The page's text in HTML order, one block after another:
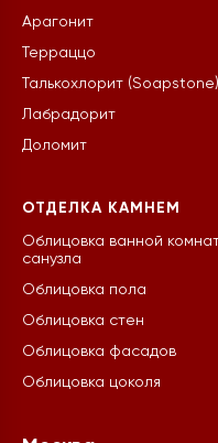
Арагонит
Терраццо
Талькохлорит (Soapstone)
Лабрадорит
Доломит
ОТДЕЛКА КАМНЕМ
Облицовка ванной
санузла
Облицовка пола
Облицовка стен
Облицовка фасадов
Облицовка цоколя